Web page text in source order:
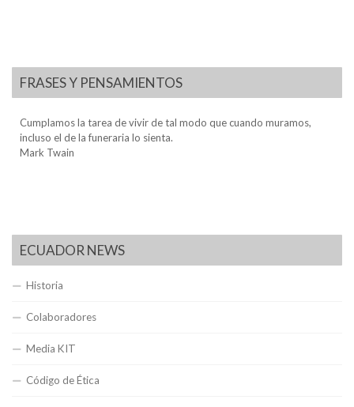
FRASES Y PENSAMIENTOS
Cumplamos la tarea de vivir de tal modo que cuando muramos,
incluso el de la funeraria lo sienta.
Mark Twain
ECUADOR NEWS
Historia
Colaboradores
Media KIT
Código de Ética